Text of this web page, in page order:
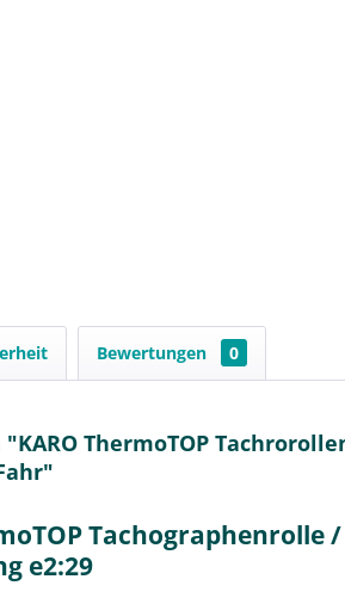
Bewertungen 0
ThermoTOP
e2:29